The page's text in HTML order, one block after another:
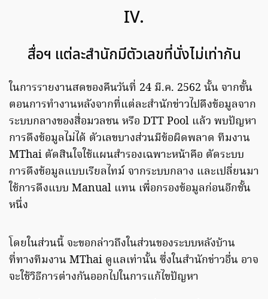
IV.
สื่อฯ แต่ละสำนักมีตัวเลขที่นั่งไม่เท่ากัน
ในการรายงานสดของคืนวันที่ 24 มี.ค. 2562 นั้น จากขั้น
ตอนการทำงานหลังจากที่แต่ละสำนักข่าวไปดึงข้อมูลจาก
ระบบกลางของสื่อมวลชน หรือ DTT Pool แล้ว พบปัญหา
การดึงข้อมูลไม่ได้ ตัวเลขบางส่วนมีข้อผิดพลาด ทีมงาน
MThai ตัดสินใจใช้แผนสำรองเฉพาะหน้าคือ ตัดระบบ
การดึงข้อมูลแบบเรียลไทม์ จากระบบกลาง และเปลี่ยนมา
ใช้การดึงแบบ Manual แทน เพื่อกรองข้อมูลก่อนอีกชั้น
หนึ่ง
โดยในส่วนนี้ จะขอกล่าวถึงในส่วนของระบบหลังบ้าน
ที่ทางทีมงาน MThai ดูแลเท่านั้น ซึ่งในสำนักข่าวอื่น อาจ
จะใช้วิธีการต่างกันออกไปในการแก้ไขปัญหา